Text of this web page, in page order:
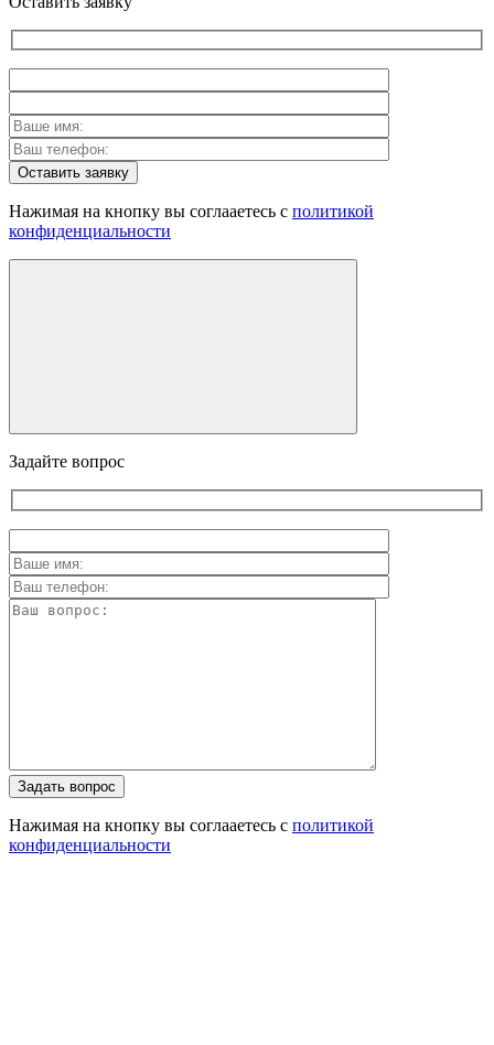
Оставить заявку
Нажимая на кнопку вы соглааетесь с политикой
конфиденциальности
Задайте вопрос
Задать вопрос
Нажимая на кнопку вы соглааетесь с политикой
конфиденциальности